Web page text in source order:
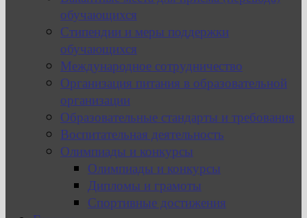
обучающихся
Стипендии и меры поддержки
обучающихся
Международное сотрудничество
Организация питания в образовательной
организации
Образовательные стандарты и требования
Воспитательная деятельность
Олимпиады и конкурсы
Олимпиады и конкурсы
Дипломы и грамоты
Спортивные достижения